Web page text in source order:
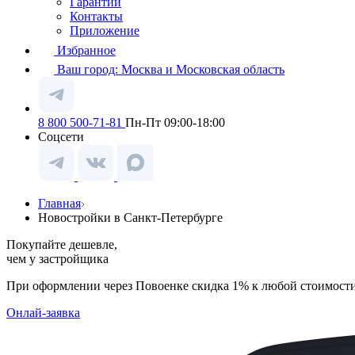
Контакты
Приложение
Избранное
Ваш город: Москва и Московская область
8 800 500-71-81 Пн-Пт 09:00-18:00
Соцсети
Главная
Новостройки в Санкт-Петербурге
Покупайте дешевле,
чем у застройщика
При оформлении через Повоенке скидка 1% к любой
Онлай-заявка